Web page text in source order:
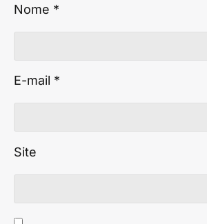
Nome *
E-mail *
Site